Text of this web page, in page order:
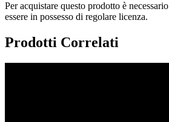
Per acquistare questo prodotto è necessario
essere in possesso di regolare licenza.
Prodotti Correlati